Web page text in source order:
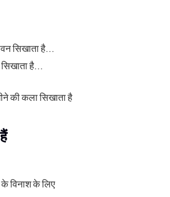
सिखाता है…
है…
की कला सिखाता है
के विनाश के लिए